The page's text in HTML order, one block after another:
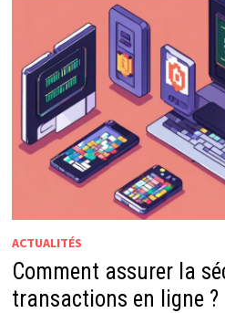
ACTUALITÉS
Comment assurer la
transactions en ligne ?